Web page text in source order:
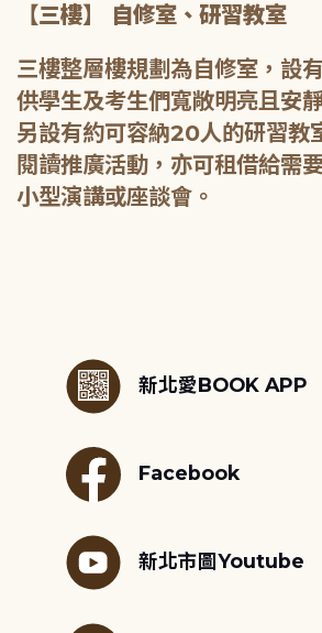
【三樓】 自修室、研習教室
三樓整層樓規劃為自修室，設
供學生及考生們寬敞明亮且安
另設有約可容納20人的研習教
閱讀推廣活動，亦可租借給需
小型演講或座談會。
新北愛BOOK APP
Facebook
新北市圖Youtube